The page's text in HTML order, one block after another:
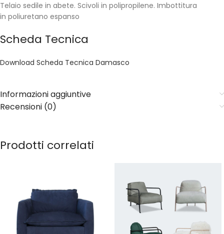
Telaio sedile in abete. Scivoli in polipropilene. Imbottitura
in poliuretano espanso
Scheda Tecnica
Download Scheda Tecnica Damasco
Informazioni aggiuntive
Recensioni (0)
Prodotti correlati